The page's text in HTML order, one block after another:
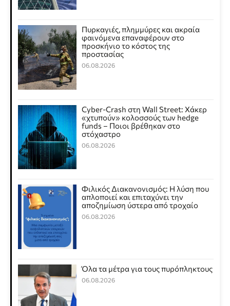
Πυρκαγιές, πλημμύρες και ακραία
φαινόμενα επαναφέρουν στο
προσκήνιο το κόστος της
προστασίας
06.08.2026
Cyber-Crash στη Wall Street: Χάκερ
«χτυπούν» κολοσσούς των hedge
funds – Ποιοι βρέθηκαν στο
στόχαστρο
06.08.2026
Φιλικός Διακανονισμός: Η λύση που
απλοποιεί και επιταχύνει την
αποζημίωση ύστερα από τροχαίο
06.08.2026
Όλα τα μέτρα για τους πυρόπληκτους
06.08.2026